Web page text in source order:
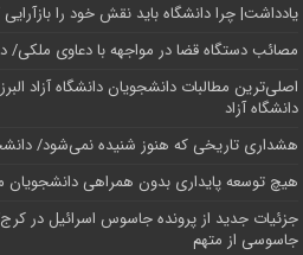
یادداشت| چرا دانشگاه باید نقش خود را بازآرایی
مصائب دستگاه قضا در مواجهه با دعاوی ملکی/
اصلی‌ترین مطالبات دانشجویان دانشگاه آزاد
دانشگاه آز‌اد
هشداری تاریخی که هنوز شنیده نمی‌شود/
هیچ توسعه پایداری بدون همراهی
جزئیات جدید از پرونده جاسوس اسرائیل در
جاسوسی از متهم